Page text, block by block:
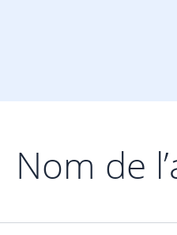
Nom de